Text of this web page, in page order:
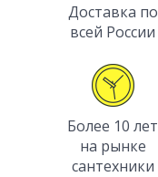
Доставка по
всей России
Более 10 лет
на рынке
сантехники